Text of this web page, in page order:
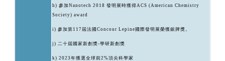
h) 參加Nanotech 2018 發明展時獲得ACS (American Chemistry
Society) award
i) 參加第117屆法國Concour Lepine國際發明展榮獲銀牌獎。
j) 二十屆國家新創獎-學研新創獎
k) 2023 年獲選全球前2%頂尖科學家